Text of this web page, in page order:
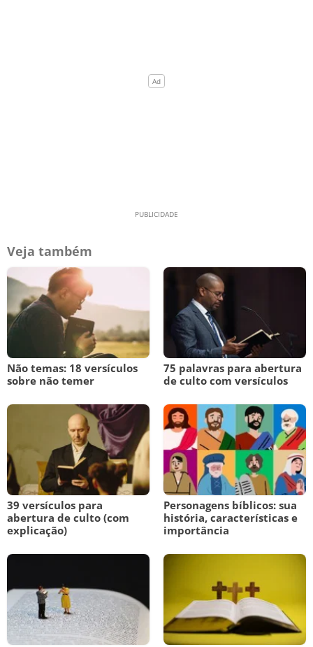
Veja também
Não temas: 18 versículos
sobre não temer
75 palavras para abertura
de culto com versículos
39 versículos para
abertura de culto (com
explicação)
Personagens bíblicos: sua
história, características e
importância